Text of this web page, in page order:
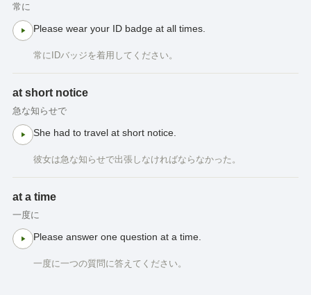
常に
Please wear your ID badge at all times.
常にIDバッジを着用してください。
at short notice
急な知らせで
She had to travel at short notice.
彼女は急な知らせで出張しなければならなかった。
at a time
一度に
Please answer one question at a time.
一度に一つの質問に答えてください。